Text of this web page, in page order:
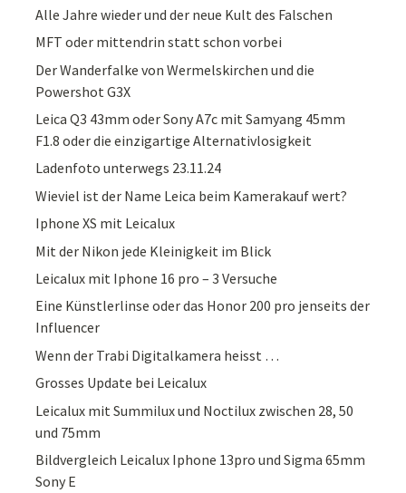
Alle Jahre wieder und der neue Kult des Falschen
MFT oder mittendrin statt schon vorbei
Der Wanderfalke von Wermelskirchen und die
Powershot G3X
Leica Q3 43mm oder Sony A7c mit Samyang 45mm
F1.8 oder die einzigartige Alternativlosigkeit
Ladenfoto unterwegs 23.11.24
Wieviel ist der Name Leica beim Kamerakauf wert?
Iphone XS mit Leicalux
Mit der Nikon jede Kleinigkeit im Blick
Leicalux mit Iphone 16 pro – 3 Versuche
Eine Künstlerlinse oder das Honor 200 pro jenseits der
Influencer
Wenn der Trabi Digitalkamera heisst …
Grosses Update bei Leicalux
Leicalux mit Summilux und Noctilux zwischen 28, 50
und 75mm
Bildvergleich Leicalux Iphone 13pro und Sigma 65mm
Sony E